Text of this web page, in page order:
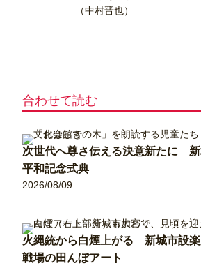
（中村晋也）
合わせて読む
次世代へ尊さ伝える決意新たに
平和記念式典
2026/08/09
火縄銃から白煙上がる 新城市設
戦場の田んぼアート